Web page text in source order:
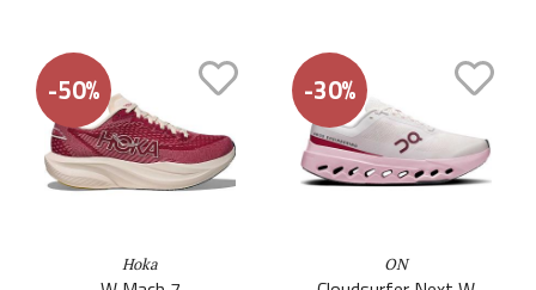
-50%
Hoka
-30%
ON